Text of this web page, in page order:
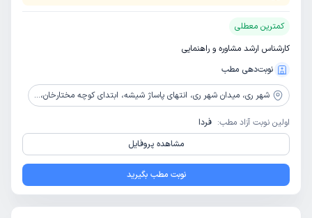
کمترین معطلی
کارشناس ارشد مشاوره و راهنمایی
نوبت‌دهی مطب
شهر ری، میدان شهر ری، انتهای پاساژ شیشه، ابتدای کوچه مختارخان، پلاک 20، طبقه دوم، مرکز مشاوره و روانشناسی نصیر
اولین نوبت آزاد مطب: فردا
مشاهده پروفایل
نوبت مطب بگیرید